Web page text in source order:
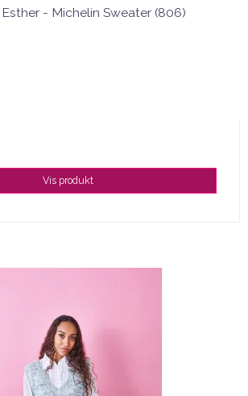
- Michelin Sweater (806)
Vis produkt